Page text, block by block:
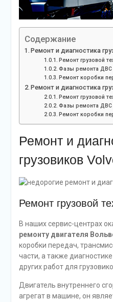
Содержание
Ремонт и диагностика
Ремонт грузовой
Фазы ремонта ДВС
Ремонт коробки
Ремонт и диагностика
Ремонт грузовой
Фазы ремонта ДВС
Ремонт коробки
Ремонт и
грузовиков
Ремонт грузовой
В наших сервис-центрах
ремонту двигателя
коробки передач,
части, а также
других работ для
Двигатель внутреннего
агрегат в машине, он